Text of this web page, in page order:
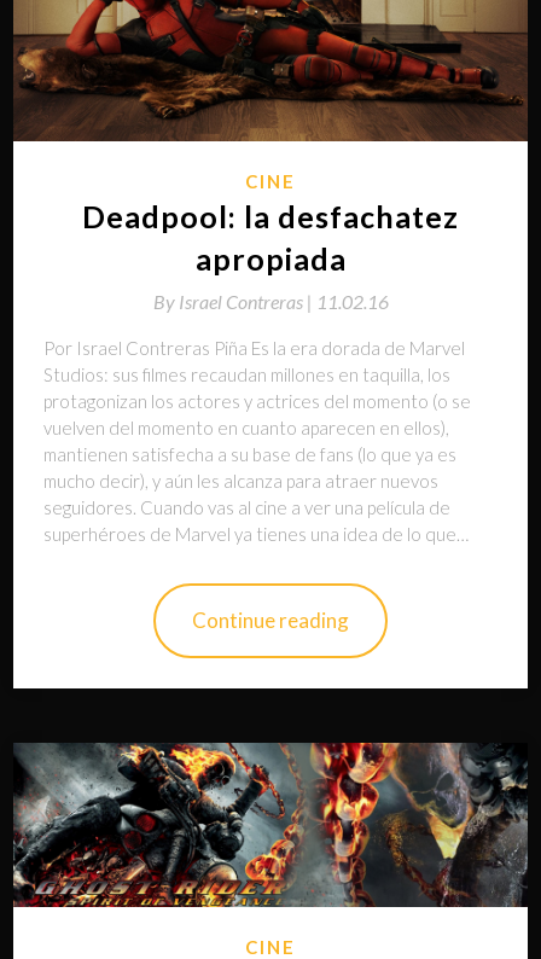
CINE
Deadpool: la desfachatez
apropiada
By Israel Contreras | 11.02.16
Por Israel Contreras Piña Es la era dorada de Marvel
Studios: sus filmes recaudan millones en taquilla, los
protagonizan los actores y actrices del momento (o se
vuelven del momento en cuanto aparecen en ellos),
mantienen satisfecha a su base de fans (lo que ya es
mucho decir), y aún les alcanza para atraer nuevos
seguidores. Cuando vas al cine a ver una película de
superhéroes de Marvel ya tienes una idea de lo que…
Continue reading
CINE